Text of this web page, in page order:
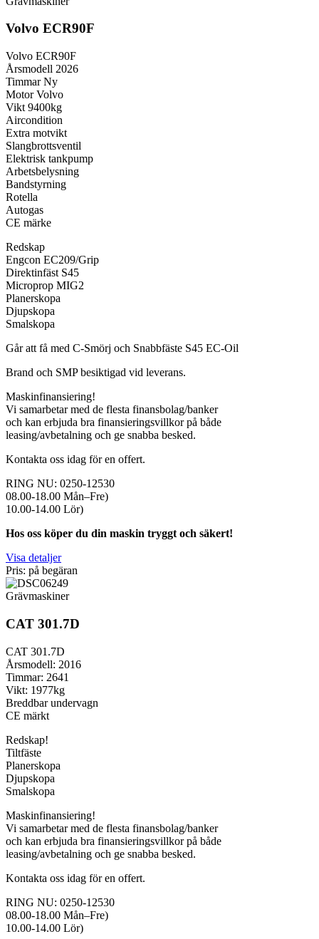
Volvo ECR90F
Volvo ECR90F
Årsmodell 2026
Timmar Ny
Motor Volvo
Vikt 9400kg
Aircondition
Extra motvikt
Slangbrottsventil
Elektrisk tankpump
Arbetsbelysning
Bandstyrning
Rotella
Autogas
CE märke
Redskap
Engcon EC209/Grip
Direktinfäst S45
Microprop MIG2
Planerskopa
Djupskopa
Smalskopa
Går att få med C-Smörj och Snabbfäste S45 EC-Oil
Brand och SMP besiktigad vid leverans.
Maskinfinansiering!
Vi samarbetar med de flesta finansbolag/banker
och kan erbjuda bra finansieringsvillkor på både
leasing/avbetalning och ge snabba besked.
Kontakta oss idag för en offert.
RING NU: 0250-12530
08.00-18.00 Mån–Fre)
10.00-14.00 Lör)
Hos oss köper du din maskin tryggt och säkert!
Visa detaljer
Pris: på begäran
Grävmaskiner
CAT 301.7D
CAT 301.7D
Årsmodell: 2016
Timmar: 2641
Vikt: 1977kg
Breddbar undervagn
CE märkt
Redskap!
Tiltfäste
Planerskopa
Djupskopa
Smalskopa
Maskinfinansiering!
Vi samarbetar med de flesta finansbolag/banker
och kan erbjuda bra finansieringsvillkor på både
leasing/avbetalning och ge snabba besked.
Kontakta oss idag för en offert.
RING NU: 0250-12530
08.00-18.00 Mån–Fre)
10.00-14.00 Lör)